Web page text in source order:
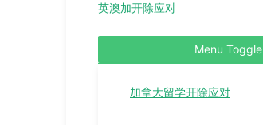
英澳加开除应对
Menu Toggle
加拿大留学开除应对